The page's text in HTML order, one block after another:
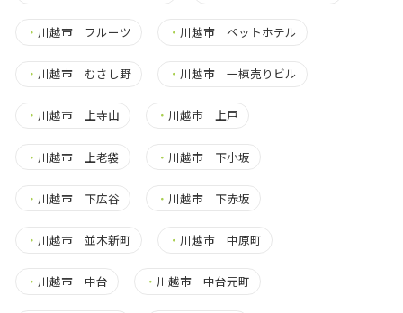
・ 川越市 フルーツ ・ 川越市 ペットホテル
・ 川越市 むさし野 ・ 川越市 一棟売りビル
・ 川越市 上寺山 ・ 川越市 上戸
・ 川越市 上老袋 ・ 川越市 下小坂
・ 川越市 下広谷 ・ 川越市 下赤坂
・ 川越市 並木新町 ・ 川越市 中原町
・ 川越市 中台 ・ 川越市 中台元町